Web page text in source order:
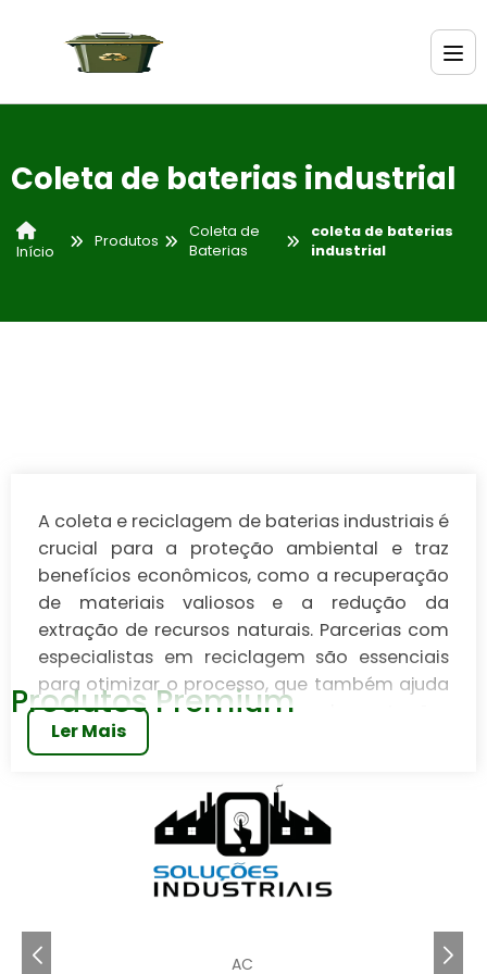
Coleta de baterias industrial
Início
Produtos
Coleta de
Baterias
coleta de baterias
industrial
A coleta e reciclagem de baterias industriais é
crucial para a proteção ambiental e traz
benefícios econômicos, como a recuperação
de materiais valiosos e a redução da
extração de recursos naturais. Parcerias com
especialistas em reciclagem são essenciais
para otimizar o processo, que também ajuda
as empresas a cumprir regulamentações
ambientais, melhorar sua imagem de marca
soluções integradas e inovações
tecnológicas.
A coleta de baterias industrial é um processo vital
para a sustentabilidade e eficiência das
por soluções ambientalmente responsáveis,
Ler Mais
Produtos Premium
AC